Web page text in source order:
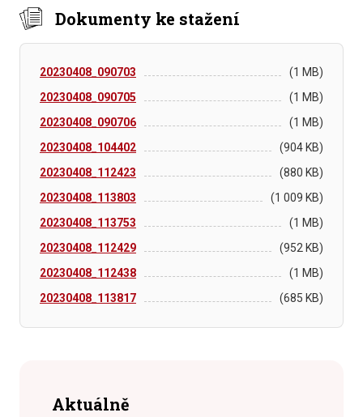
Dokumenty ke stažení
20230408_090703
(1 MB)
20230408_090705
(1 MB)
20230408_090706
(1 MB)
20230408_104402
(904 KB)
20230408_112423
(880 KB)
20230408_113803
(1 009 KB)
20230408_113753
(1 MB)
20230408_112429
(952 KB)
20230408_112438
(1 MB)
20230408_113817
(685 KB)
Aktuálně